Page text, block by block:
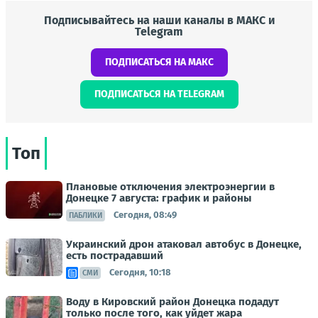
Подписывайтесь на наши каналы в МАКС и
Telegram
ПОДПИСАТЬСЯ НА МАКС
ПОДПИСАТЬСЯ НА TELEGRAM
Топ
Плановые отключения электроэнергии в
Донецке 7 августа: график и районы
ПАБЛИКИ Сегодня, 08:49
Украинский дрон атаковал автобус в Донецке,
есть пострадавший
СМИ Сегодня, 10:18
Воду в Кировский район Донецка подадут
только после того, как уйдет жара